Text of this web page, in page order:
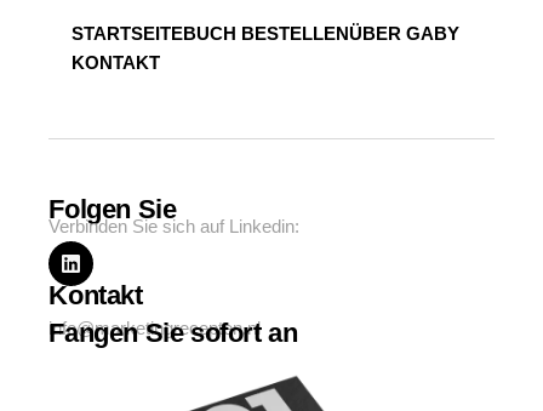
STARTSEITEBUCH BESTELLENÜBER GABY
KONTAKT
Folgen Sie
Verbinden Sie sich auf Linkedin:
Kontakt
info@marketingrecepten.nl
Fangen Sie sofort an